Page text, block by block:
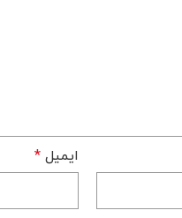
ایمیل *